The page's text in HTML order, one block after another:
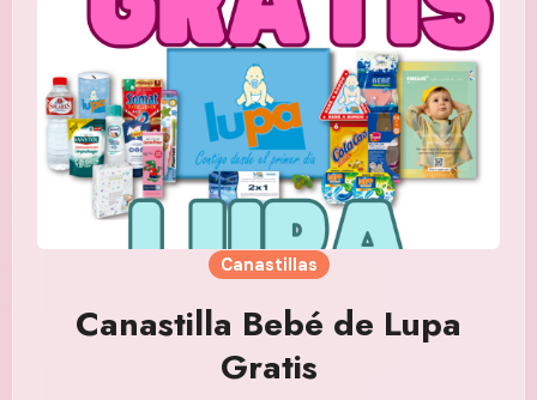
Canastillas
Canastilla Bebé de Lupa
Gratis